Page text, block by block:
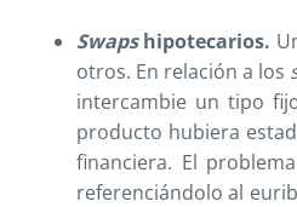
Swapshipotecarios.
otros. En relación a los
intercambie un tipo
producto hubiera
financiera. El
referenciándolo al